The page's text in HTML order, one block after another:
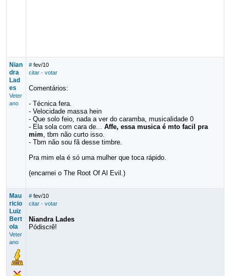
Nian
dra
Lad
es
Veter
ano
# fev/10
citar· votar
Comentários:
- Técnica fera.
- Velocidade massa hein
- Que solo feio, nada a ver do caramba, musicalidade 0
- Ela sola com cara de... Affe, essa musica é mto facil pra
mim, tbm não curto isso.
- Tbm não sou fã desse timbre.
Pra mim ela é só uma mulher que toca rápido.
(encarnei o The Root Of Al Evil.)
Mau
ricio
Luiz
Bert
ola
Veter
ano
# fev/10
citar· votar
Niandra Lades
Pódiscrê!